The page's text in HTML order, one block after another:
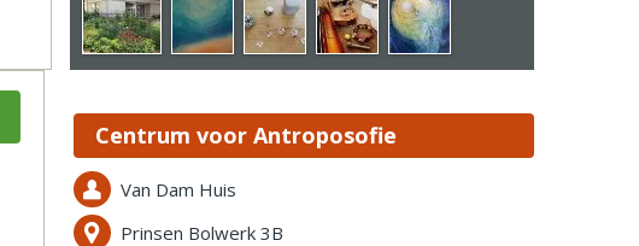
Centrum voor Antroposofie
Van Dam Huis
Prinsen Bolwerk 3B